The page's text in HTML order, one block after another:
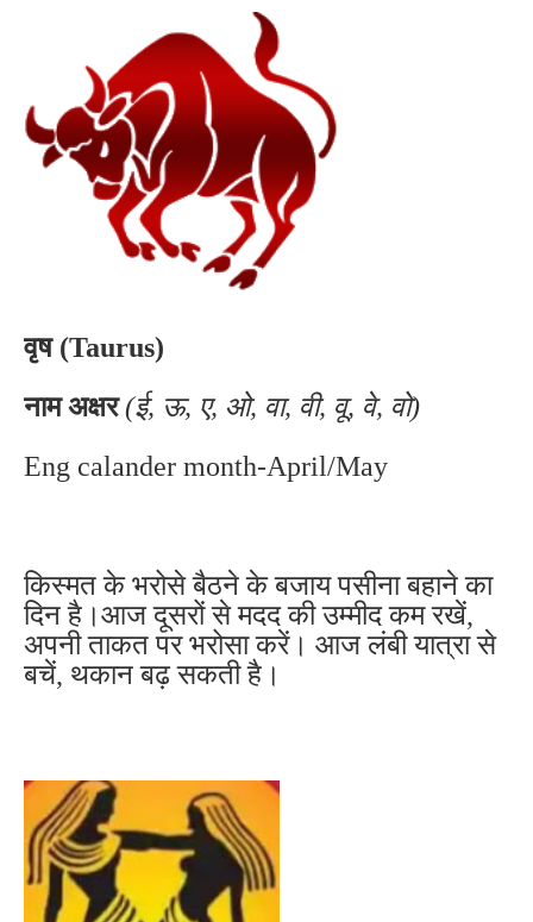
वृष (Taurus)
नाम अक्षर (ई, ऊ, ए, ओ, वा, वी, वू, वे, वो)
Eng calander month-April/May
किस्मत के भरोसे बैठने के बजाय पसीना बहाने का
दिन है।आज दूसरों से मदद की उम्मीद कम रखें,
अपनी ताकत पर भरोसा करें। आज लंबी यात्रा से
बचें, थकान बढ़ सकती है।